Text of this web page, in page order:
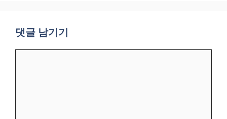
댓글 남기기